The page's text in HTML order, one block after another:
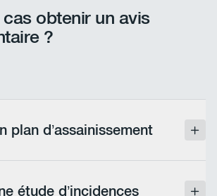
obtenir un avis
?
plan d’assainissement
étude d’incidences